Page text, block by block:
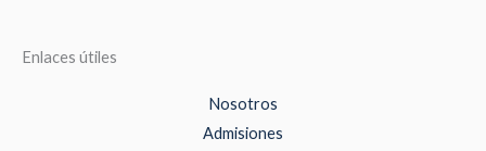
Enlaces útiles
Nosotros
Admisiones